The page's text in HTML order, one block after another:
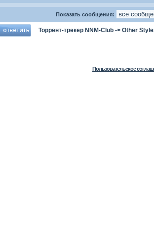
Показать сообщения:
Торрент-трекер NNM-Club -> Other
Пользовательское